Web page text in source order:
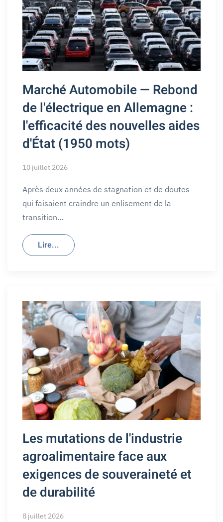
Marché Automobile — Rebond
de l'électrique en Allemagne :
l'efficacité des nouvelles aides
d'État (1950 mots)
10 juillet 2026
Après deux années de stagnation et de doutes
qui faisaient craindre un enlisement de la
transition…
Lire...
Les mutations de l'industrie
agroalimentaire face aux
exigences de souveraineté et
de durabilité
8 juillet 2026